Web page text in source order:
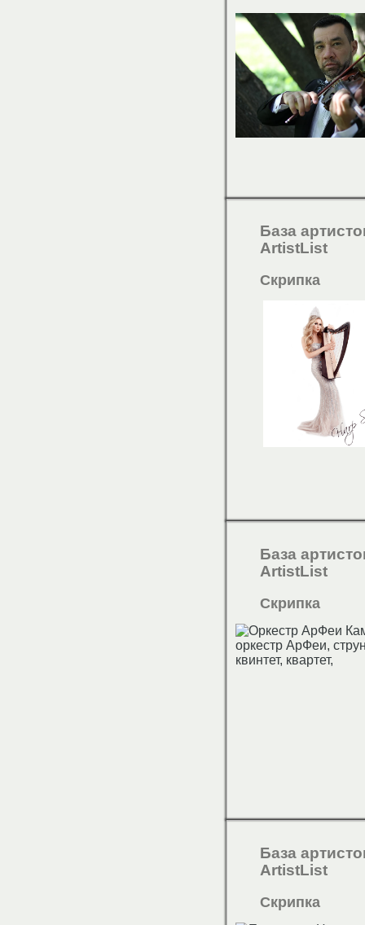
База
ArtistList
Скрипка
База
ArtistList
Скрипка
База
ArtistList
Скрипка